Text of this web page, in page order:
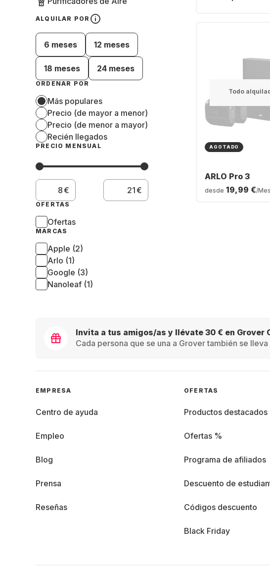
ALQUILAR POR
6 meses 12 meses
18 meses 24 meses
ORDENAR POR
Más populares
Precio (de mayor a menor)
Precio (de menor a mayor)
Recién llegados
PRECIO MENSUAL
€ €
OFERTAS
Ofertas
MARCAS
Apple (2)
Arlo (1)
Google (3)
Nanoleaf (1)
Todo
AGOTADO
ARLO Pro 3
desde 19,99 €/Mes
Invita a tus amigos/as y llévate 30 € en Grover
Cada persona que se una a Grover también se lleva
EMPRESA
Centro de ayuda
Empleo
Blog
Prensa
Reseñas
OFERTAS
Productos destacados
Ofertas %
Programa de afiliados
Descuento de
Códigos descuento
Black Friday